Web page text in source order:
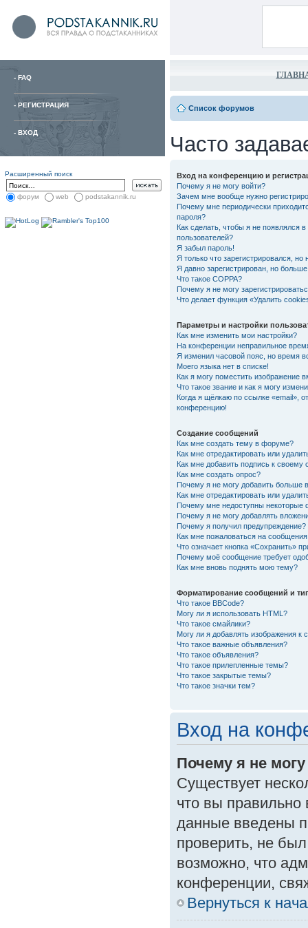
- FAQ
- РЕГИСТРАЦИЯ
- ВХОД
Расширенный поиск
форум web podstakannik.ru
Список форумов
Часто
Вход на конференцию и
Почему я не могу войти?
Зачем мне вообще нужно
Почему мне периодически
пароля?
Как сделать, чтобы я не появлялся
пользователей?
Я забыл пароль!
Я только что зарегистрировался, но
Я давно зарегистрирован, но
Что такое COPPA?
Почему я не могу
Что делает функция «Удалить
Параметры и настройки
Как мне изменить мои настройки?
На конференции неправильное
Я изменил часовой пояс, но время
Моего языка нет в списке!
Как я могу поместить изображение
Что такое звание и как я могу
Когда я щёлкаю по ссылке «email»,
конференцию!
Создание сообщений
Как мне создать тему в форуме?
Как мне отредактировать или
Как мне добавить подпись к своему
Как мне создать опрос?
Почему я не могу добавить больше
Как мне отредактировать или
Почему мне недоступны некоторые
Почему я не могу добавлять
Почему я получил предупреждение?
Как мне пожаловаться на
Что означает кнопка «Сохранить»
Почему моё сообщение требует
Как мне вновь поднять мою тему?
Форматирование сообщений и
Что такое BBCode?
Могу ли я использовать HTML?
Что такое смайлики?
Могу ли я добавлять изображения к
Что такое важные объявления?
Что такое объявления?
Что такое прилепленные темы?
Что такое закрытые темы?
Что такое значки тем?
Вход на
Почему я не
Существует
что вы правильно
данные введены
проверить, не
возможно, что
конференции,
Вернуться к